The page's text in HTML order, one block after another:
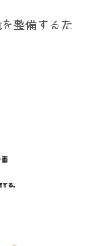
整備するた